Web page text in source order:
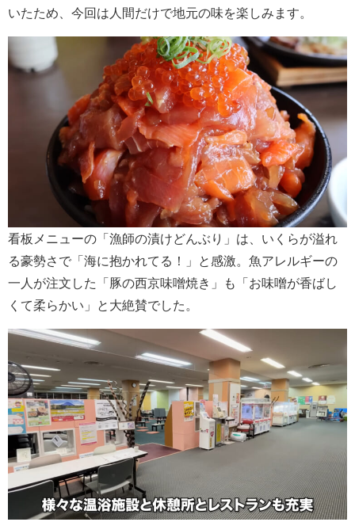
いたため、今回は人間だけで地元の味を楽しみます。
看板メニューの「漁師の漬けどんぶり」は、いくらが溢れ
る豪勢さで「海に抱かれてる！」と感激。魚アレルギーの
一人が注文した「豚の西京味噌焼き」も「お味噌が香ばし
くて柔らかい」と大絶賛でした。